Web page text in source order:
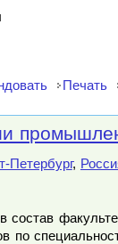
Печать
Петербург,
по